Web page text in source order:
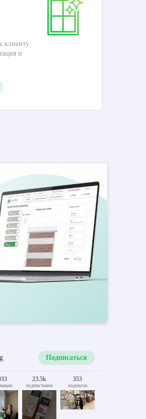
клиенту.
и
Подписаться
23.5k
подписчиков
353
подписок